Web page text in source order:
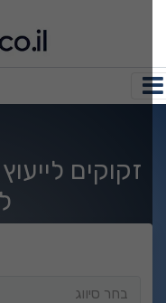
זקוקים
בחר סיווג